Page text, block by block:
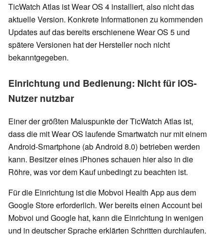
TicWatch Atlas ist Wear OS 4 installiert, also nicht das
aktuelle Version. Konkrete Informationen zu kommenden
Updates auf das bereits erschienene Wear OS 5 und
spätere Versionen hat der Hersteller noch nicht
bekanntgegeben.
Einrichtung und Bedienung: Nicht für iOS-
Nutzer nutzbar
Einer der größten Maluspunkte der TicWatch Atlas ist,
dass die mit Wear OS laufende Smartwatch nur mit einem
Android-Smartphone (ab Android 8.0) betrieben werden
kann. Besitzer eines iPhones schauen hier also in die
Röhre, was vor dem Kauf unbedingt zu beachten ist.
Für die Einrichtung ist die Mobvoi Health App aus dem
Google Store erforderlich. Wer bereits einen Account bei
Mobvoi und Google hat, kann die Einrichtung in wenigen
und in deutscher Sprache erklärten Schritten durchlaufen.